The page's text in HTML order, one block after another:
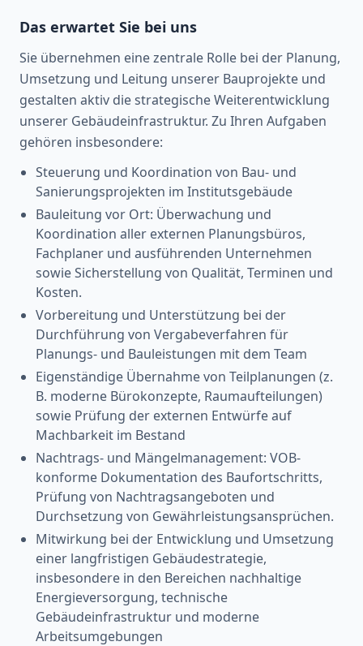
Das erwartet Sie bei uns
Sie übernehmen eine zentrale Rolle bei der Planung,
Umsetzung und Leitung unserer Bauprojekte und
gestalten aktiv die strategische Weiterentwicklung
unserer Gebäudeinfrastruktur. Zu Ihren Aufgaben
gehören insbesondere:
Steuerung und Koordination von Bau- und
Sanierungsprojekten im Institutsgebäude
Bauleitung vor Ort: Überwachung und
Koordination aller externen Planungsbüros,
Fachplaner und ausführenden Unternehmen
sowie Sicherstellung von Qualität, Terminen und
Kosten.
Vorbereitung und Unterstützung bei der
Durchführung von Vergabeverfahren für
Planungs- und Bauleistungen mit dem Team
Eigenständige Übernahme von Teilplanungen (z.
B. moderne Bürokonzepte, Raumaufteilungen)
sowie Prüfung der externen Entwürfe auf
Machbarkeit im Bestand
Nachtrags- und Mängelmanagement: VOB-
konforme Dokumentation des Baufortschritts,
Prüfung von Nachtragsangeboten und
Durchsetzung von Gewährleistungsansprüchen.
Mitwirkung bei der Entwicklung und Umsetzung
einer langfristigen Gebäudestrategie,
insbesondere in den Bereichen nachhaltige
Energieversorgung, technische
Gebäudeinfrastruktur und moderne
Arbeitsumgebungen